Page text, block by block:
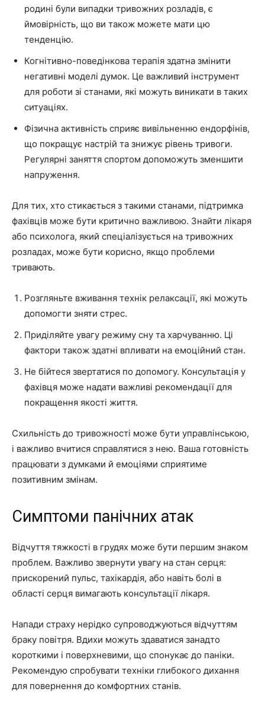
родині були випадки тривожних розладів, є
ймовірність, що ви також можете мати цю
тенденцію.
Когнітивно-поведінкова терапія здатна змінити
негативні моделі думок. Це важливий інструмент
для роботи зі станами, які можуть виникати в таких
ситуаціях.
Фізична активність сприяє вивільненню ендорфінів,
що покращує настрій та знижує рівень тривоги.
Регулярні заняття спортом допоможуть зменшити
напруження.
Для тих, хто стикається з такими станами, підтримка
фахівців може бути критично важливою. Знайти лікаря
або психолога, який спеціалізується на тривожних
розладах, може бути корисно, якщо проблеми
тривають.
Розгляньте вживання технік релаксації, які можуть
допомогти зняти стрес.
Приділяйте увагу режиму сну та харчуванню. Ці
фактори також здатні впливати на емоційний стан.
Не бійтеся звертатися по допомогу. Консультація у
фахівця може надати важливі рекомендації для
покращення якості життя.
Схильність до тривожності може бути управлінською,
і важливо вчитися справлятися з нею. Ваша готовність
працювати з думками й емоціями сприятиме
позитивним змінам.
Симптоми панічних атак
Відчуття тяжкості в грудях може бути першим знаком
проблем. Важливо звернути увагу на стан серця:
прискорений пульс, тахікардія, або навіть болі в
області серця вимагають консультації лікаря.
Напади страху нерідко супроводжуються відчуттям
браку повітря. Вдихи можуть здаватися занадто
короткими і поверхневими, що спонукає до паніки.
Рекомендую спробувати техніки глибокого дихання
для повернення до комфортних станів.